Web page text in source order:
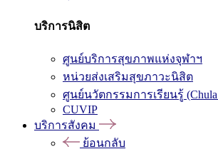
บริการนิสิต
ศูนย์บริการสุขภาพแห่งจุฬาฯ
หน่วยส่งเสริมสุขภาวะนิสิต
ศูนย์นวัตกรรมการเรียนรู้
CUVIP
บริการสังคม
ย้อนกลับ